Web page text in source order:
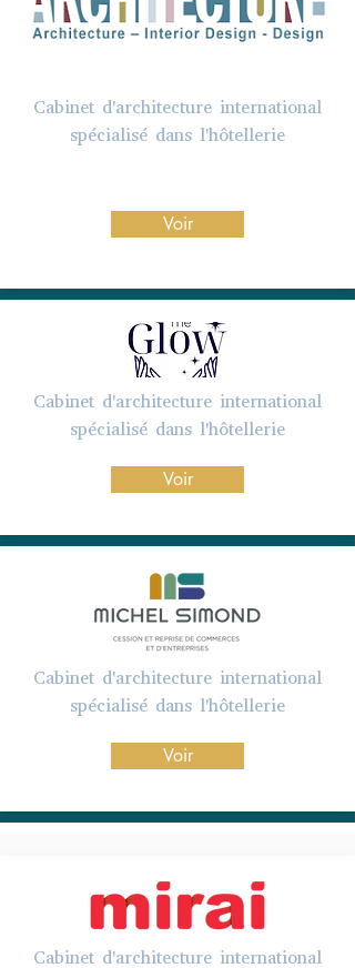
Cabinet d'architecture international
spécialisé dans l'hôtellerie
Voir
Cabinet d'architecture international
spécialisé dans l'hôtellerie
Voir
Cabinet d'architecture international
spécialisé dans l'hôtellerie
Voir
Cabinet d'architecture international